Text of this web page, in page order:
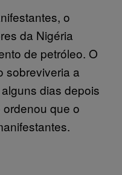
o
da Nigéria
de petróleo. O
sobreviveria a
dias depois
que o